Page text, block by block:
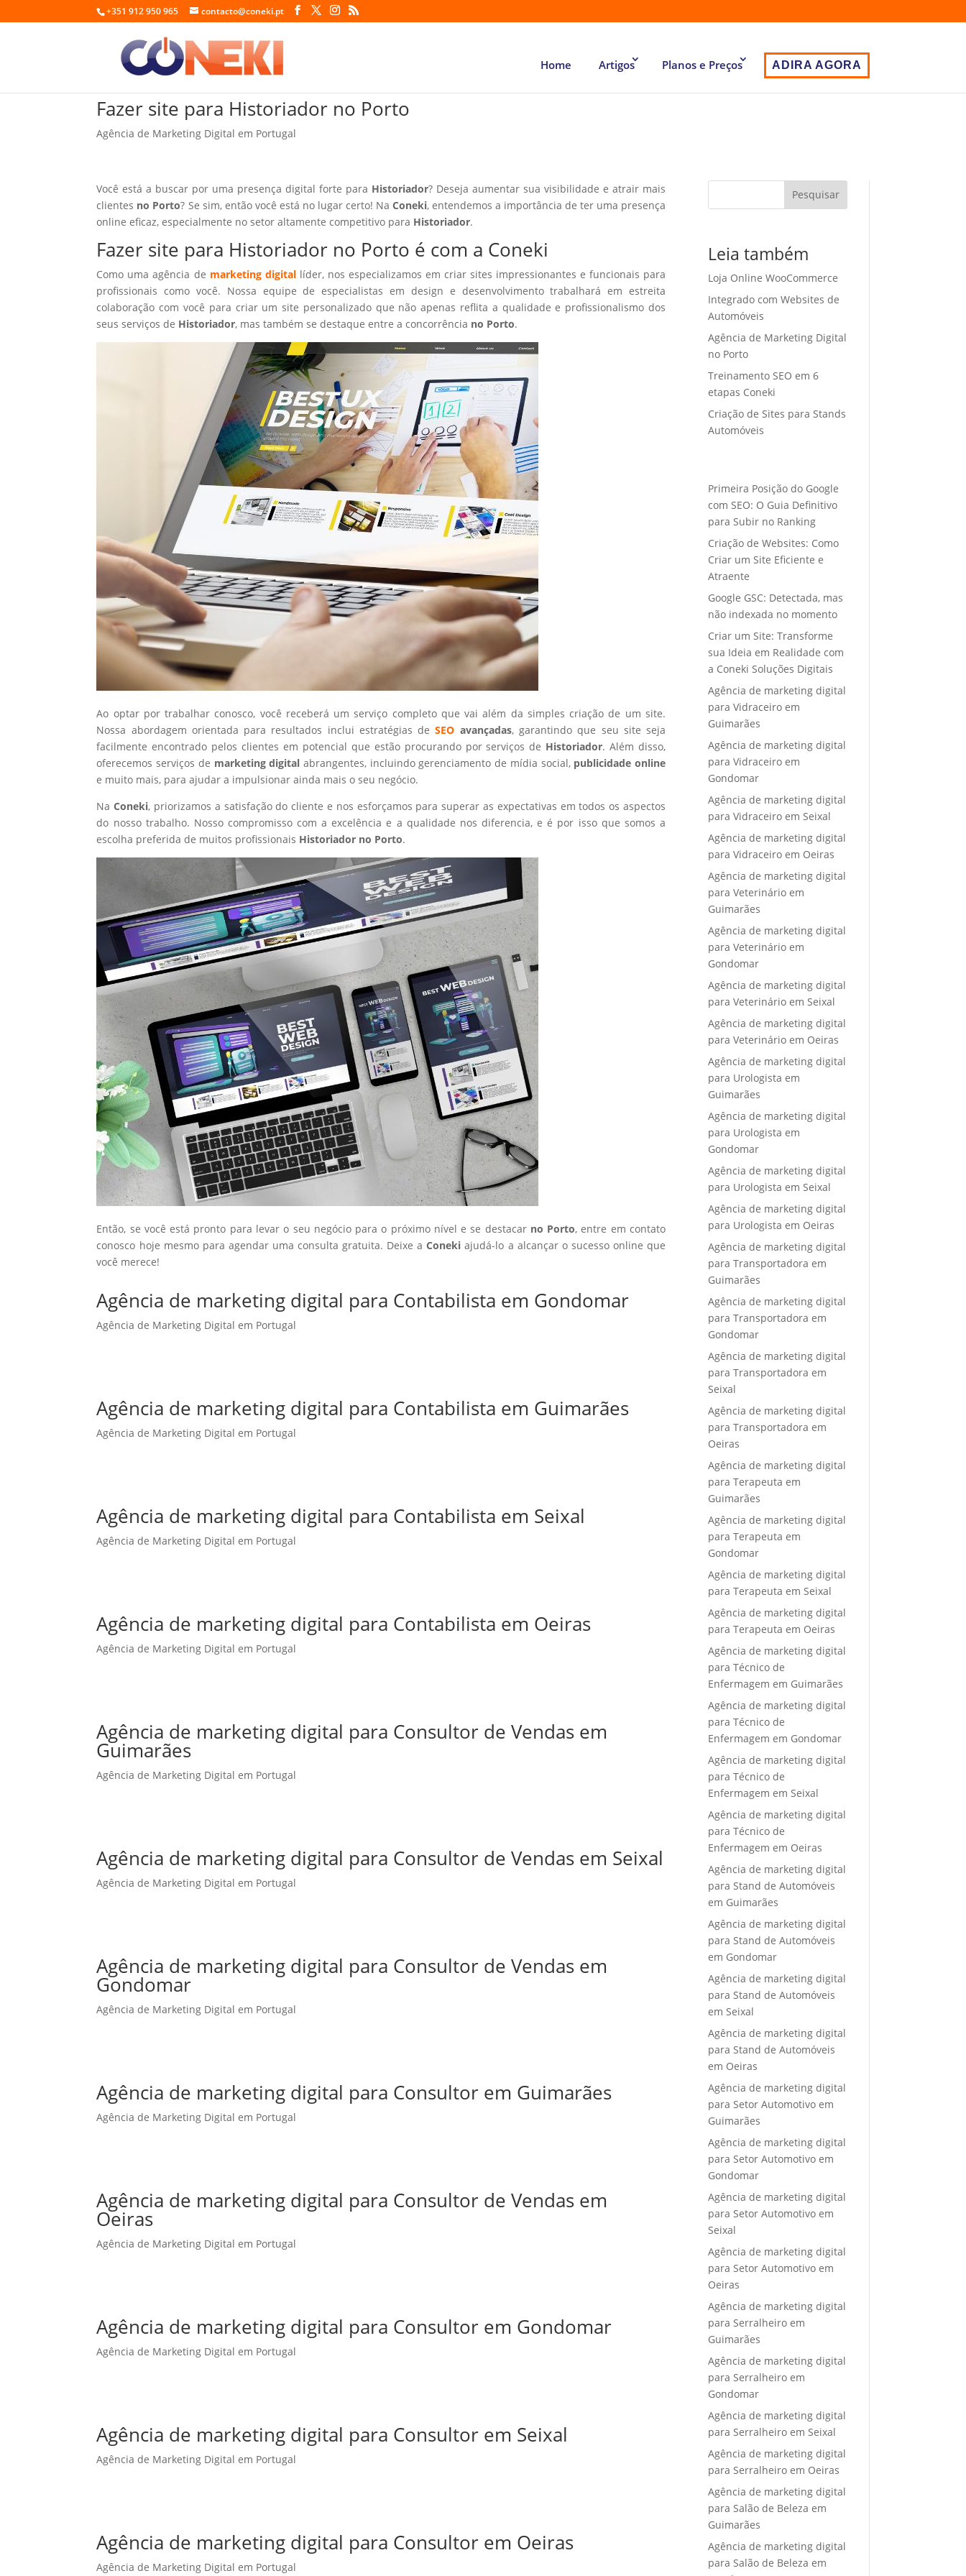
+351 912 950 965 contacto@coneki.pt
Home Artigos Planos e Preços ADIRA AGORA
Fazer site para Historiador no Porto
Agência de Marketing Digital em Portugal
Você está a buscar por uma presença digital forte para Historiador? Deseja aumentar sua visibilidade e atrair mais
clientes no Porto? Se sim, então você está no lugar certo! Na Coneki, entendemos a importância de ter uma presença
online eficaz, especialmente no setor altamente competitivo para Historiador.
Fazer site para Historiador no Porto é com a Coneki
Como uma agência de marketing digitallíder, nos especializamos em criar sites impressionantes e funcionais para
profissionais como você. Nossa equipe de especialistas em design e desenvolvimento trabalhará em estreita
colaboração com você para criar um site personalizado que não apenas reflita a qualidade e profissionalismo dos
seus serviços de Historiador, mas também se destaque entre a concorrência no Porto.
Ao optar por trabalhar conosco, você receberá um serviço completo que vai além da simples criação de um site.
Nossa abordagem orientada para resultados inclui estratégias deSEO avançadas, garantindo que seu site seja
facilmente encontrado pelos clientes em potencial que estão procurando por serviços de Historiador. Além disso,
oferecemos serviços de marketing digital abrangentes, incluindo gerenciamento de mídia social, publicidade online
e muito mais, para ajudar a impulsionar ainda mais o seu negócio.
NaConeki, priorizamos a satisfação do cliente e nos esforçamos para superar as expectativas em todos os aspectos
do nosso trabalho. Nosso compromisso com a excelência e a qualidade nos diferencia, e é por isso que somos a
escolha preferida de muitos profissionais Historiador no Porto.
Então, se você está pronto para levar o seu negócio para o próximo nível e se destacar no Porto, entre em contato
conosco hoje mesmo para agendar uma consulta gratuita. Deixe aConeki ajudá-lo a alcançar o sucesso online que
você merece!
Agência de marketing digital para Contabilista em Gondomar
Agência de Marketing Digital em Portugal
Agência de marketing digital para Contabilista em Guimarães
Agência de Marketing Digital em Portugal
Agência de marketing digital para Contabilista em Seixal
Agência de Marketing Digital em Portugal
Agência de marketing digital para Contabilista em Oeiras
Agência de Marketing Digital em Portugal
Agência de marketing digital para Consultor de Vendas em
Guimarães
Agência de Marketing Digital em Portugal
Agência de marketing digital para Consultor de Vendas em Seixal
Agência de Marketing Digital em Portugal
Agência de marketing digital para Consultor de Vendas em
Gondomar
Agência de Marketing Digital em Portugal
Agência de marketing digital para Consultor em Guimarães
Agência de Marketing Digital em Portugal
Agência de marketing digital para Consultor de Vendas em
Oeiras
Agência de Marketing Digital em Portugal
Agência de marketing digital para Consultor em Gondomar
Agência de Marketing Digital em Portugal
Agência de marketing digital para Consultor em Seixal
Agência de Marketing Digital em Portugal
Agência de marketing digital para Consultor em Oeiras
Agência de Marketing Digital em Portugal
Pesquisar
Leia também
Loja Online WooCommerce
Integrado com Websites de
Automóveis
Agência de Marketing Digital
no Porto
Treinamento SEO em 6
etapas Coneki
Criação de Sites para Stands
Automóveis
Primeira Posição do Google
com SEO: O Guia Definitivo
para Subir no Ranking
Criação de Websites: Como
Criar um Site Eficiente e
Atraente
Google GSC: Detectada, mas
não indexada no momento
Criar um Site: Transforme
sua Ideia em Realidade com
a Coneki Soluções Digitais
Agência de marketing digital
para Vidraceiro em
Guimarães
Agência de marketing digital
para Vidraceiro em
Gondomar
Agência de marketing digital
para Vidraceiro em Seixal
Agência de marketing digital
para Vidraceiro em Oeiras
Agência de marketing digital
para Veterinário em
Guimarães
Agência de marketing digital
para Veterinário em
Gondomar
Agência de marketing digital
para Veterinário em Seixal
Agência de marketing digital
para Veterinário em Oeiras
Agência de marketing digital
para Urologista em
Guimarães
Agência de marketing digital
para Urologista em
Gondomar
Agência de marketing digital
para Urologista em Seixal
Agência de marketing digital
para Urologista em Oeiras
Agência de marketing digital
para Transportadora em
Guimarães
Agência de marketing digital
para Transportadora em
Gondomar
Agência de marketing digital
para Transportadora em
Seixal
Agência de marketing digital
para Transportadora em
Oeiras
Agência de marketing digital
para Terapeuta em
Guimarães
Agência de marketing digital
para Terapeuta em
Gondomar
Agência de marketing digital
para Terapeuta em Seixal
Agência de marketing digital
para Terapeuta em Oeiras
Agência de marketing digital
para Técnico de
Enfermagem em Guimarães
Agência de marketing digital
para Técnico de
Enfermagem em Gondomar
Agência de marketing digital
para Técnico de
Enfermagem em Seixal
Agência de marketing digital
para Técnico de
Enfermagem em Oeiras
Agência de marketing digital
para Stand de Automóveis
em Guimarães
Agência de marketing digital
para Stand de Automóveis
em Gondomar
Agência de marketing digital
para Stand de Automóveis
em Seixal
Agência de marketing digital
para Stand de Automóveis
em Oeiras
Agência de marketing digital
para Setor Automotivo em
Guimarães
Agência de marketing digital
para Setor Automotivo em
Gondomar
Agência de marketing digital
para Setor Automotivo em
Seixal
Agência de marketing digital
para Setor Automotivo em
Oeiras
Agência de marketing digital
para Serralheiro em
Guimarães
Agência de marketing digital
para Serralheiro em
Gondomar
Agência de marketing digital
para Serralheiro em Seixal
Agência de marketing digital
para Serralheiro em Oeiras
Agência de marketing digital
para Salão de Beleza em
Guimarães
Agência de marketing digital
para Salão de Beleza em